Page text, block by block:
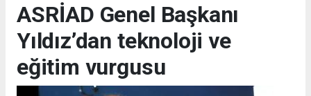
ASRİAD Genel Başkanı
Yıldız’dan teknoloji ve
eğitim vurgusu